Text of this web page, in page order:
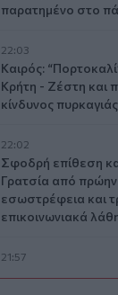
παρατημένο στο
22:03
Καιρός:
Κρήτη - Ζέστη και
κίνδυνος
22:02
Σφοδρή επίθεση
Γρατσία από
εσωστρέφεια και
επικοινωνιακά
21:57
Ηράκλειο: "Σε